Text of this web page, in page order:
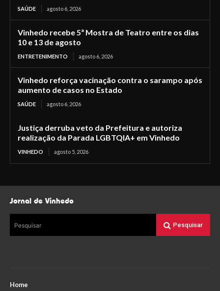
SAÚDE agosto 6, 2026
Vinhedo recebe 5ª Mostra de Teatro entre os dias
10 e 13 de agosto
ENTRETENIMENTO agosto 6, 2026
Vinhedo reforça vacinação contra o sarampo após
aumento de casos no Estado
SAÚDE agosto 6, 2026
Justiça derruba veto da Prefeitura e autoriza
realização da Parada LGBTQIA+ em Vinhedo
VINHEDO agosto 5, 2026
Jornal de Vinhedo
Pesquisar Pesquisar
Home